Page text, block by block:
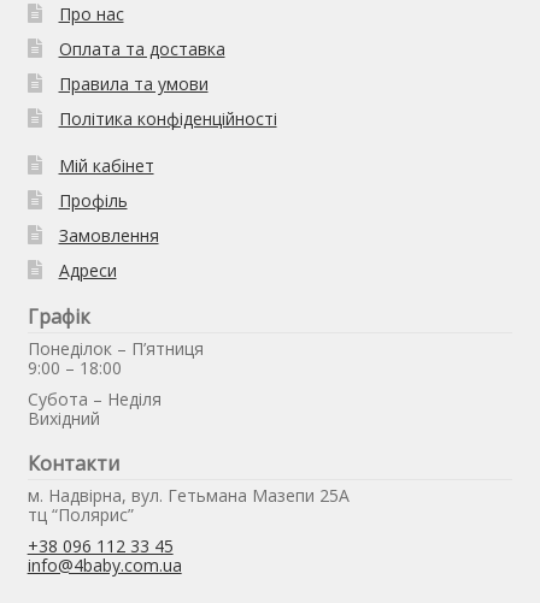
Про нас
Оплата та доставка
Правила та умови
Політика конфіденційності
Мій кабінет
Профіль
Замовлення
Адреси
Графік
Понеділок – П’ятниця
9:00 – 18:00
Субота – Неділя
Вихідний
Контакти
м. Надвірна, вул. Гетьмана Мазепи 25А
тц “Полярис”
+38 096 112 33 45
info@4baby.com.ua